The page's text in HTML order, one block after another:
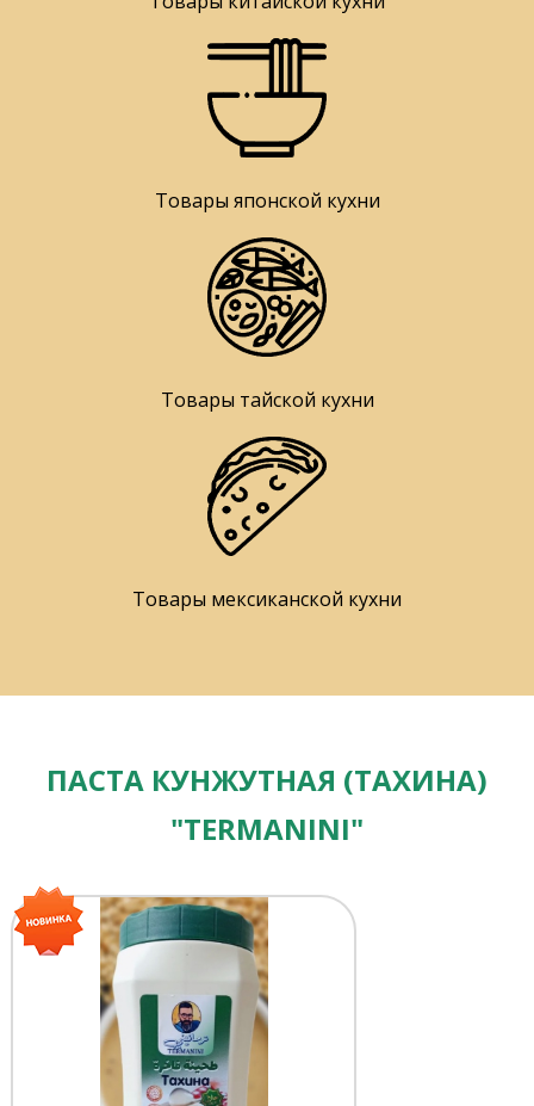
Товары японской кухни
Товары тайской кухни
Товары мексиканской кухни
ПАСТА КУНЖУТНАЯ (ТАХИНА)
"TERMANINI"